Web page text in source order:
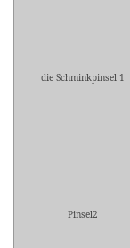
die Schminkpinsel 1
Pinsel2